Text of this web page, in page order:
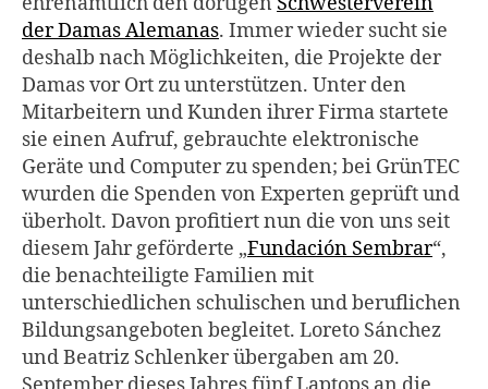
der Damas Alemanas. Immer wieder sucht sie
deshalb nach Möglichkeiten, die Projekte der
Damas vor Ort zu unterstützen. Unter den
Mitarbeitern und Kunden ihrer Firma startete
sie einen Aufruf, gebrauchte elektronische
Geräte und Computer zu spenden; bei GrünTEC
wurden die Spenden von Experten geprüft und
überholt. Davon profitiert nun die von uns seit
diesem Jahr geförderte „Fundación Sembrar“,
die benachteiligte Familien mit
unterschiedlichen schulischen und beruflichen
Bildungsangeboten begleitet. Loreto Sánchez
und Beatriz Schlenker übergaben am 20.